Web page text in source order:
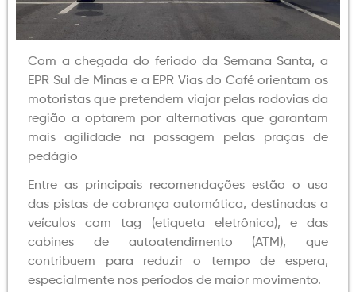
Com a chegada do feriado da Semana Santa, a
EPR Sul de Minas e a EPR Vias do Café orientam os
motoristas que pretendem viajar pelas rodovias da
região a optarem por alternativas que garantam
mais agilidade na passagem pelas praças de
pedágio
Entre as principais recomendações estão o uso
das pistas de cobrança automática, destinadas a
veículos com tag (etiqueta eletrônica), e das
cabines de autoatendimento (ATM), que
contribuem para reduzir o tempo de espera,
especialmente nos períodos de maior movimento.